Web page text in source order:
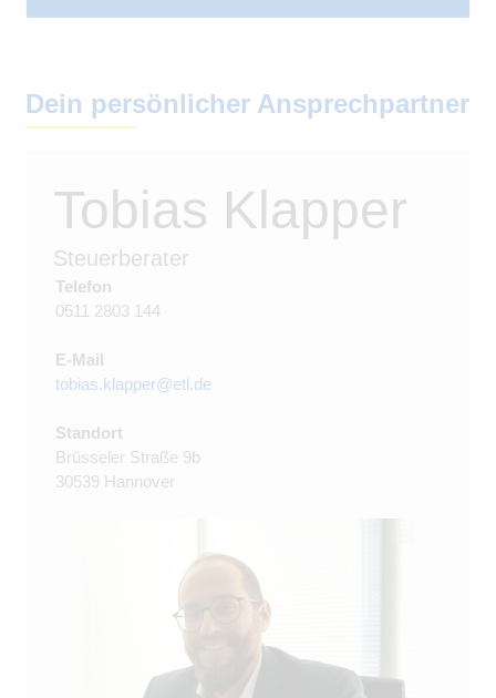
Dein persönlicher Ansprechpartner
Tobias Klapper
Steuerberater
Telefon
0511 2803 144
E-Mail
tobias.klapper@etl.de
Standort
Brüsseler Straße 9b
30539 Hannover